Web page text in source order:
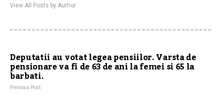
View All Posts by Author
Deputatii au votat legea pensiilor. Varsta de
pensionare va fi de 63 de ani la femei si 65 la
barbati.
Previous Post